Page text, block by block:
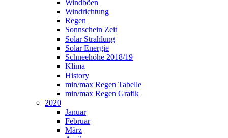
Windböen
Windrichtung
Regen
Sonnschein Zeit
Solar Strahlung
Solar Energie
Schneehöhe 2018/19
Klima
History
min/max Regen Tabelle
min/max Regen Grafik
2020
Januar
Februar
März